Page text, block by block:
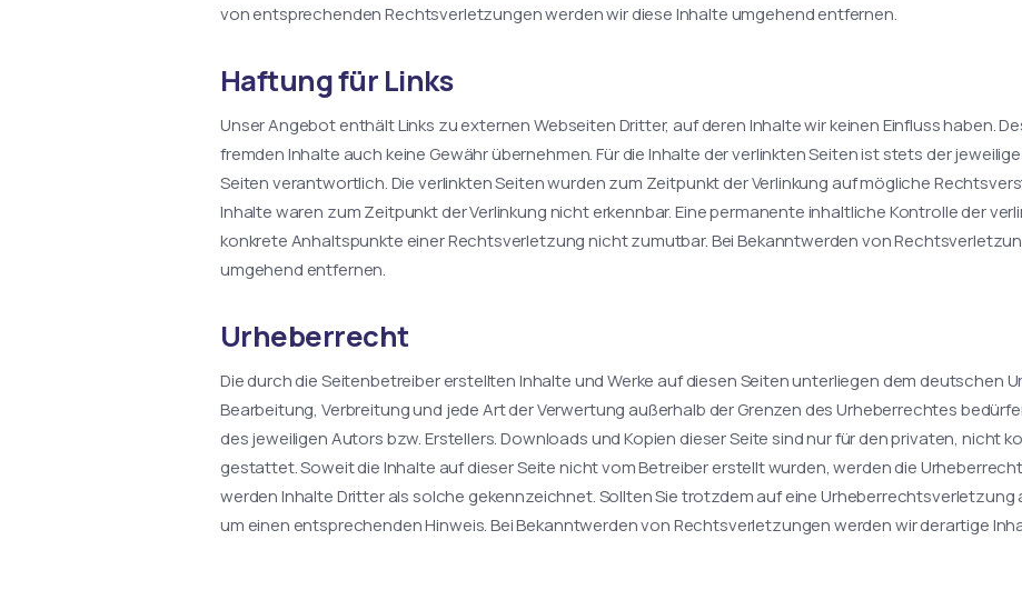
von entsprechenden Rechtsverletzungen werden wir diese Inhalte umgehend entfernen.
Haftung für Links
Unser Angebot enthält Links zu externen Webseiten Dritter, auf deren Inhalte wir keinen Einfluss haben.
fremden Inhalte auch keine Gewähr übernehmen. Für die Inhalte der verlinkten Seiten ist stets der
Seiten verantwortlich. Die verlinkten Seiten wurden zum Zeitpunkt der Verlinkung auf mögliche
Inhalte waren zum Zeitpunkt der Verlinkung nicht erkennbar. Eine permanente inhaltliche Kontrolle der
konkrete Anhaltspunkte einer Rechtsverletzung nicht zumutbar. Bei Bekanntwerden von
umgehend entfernen.
Urheberrecht
Die durch die Seitenbetreiber erstellten Inhalte und Werke auf diesen Seiten unterliegen dem deutschen
Bearbeitung, Verbreitung und jede Art der Verwertung außerhalb der Grenzen des Urheberrechtes
des jeweiligen Autors bzw. Erstellers. Downloads und Kopien dieser Seite sind nur für den privaten, nicht
gestattet. Soweit die Inhalte auf dieser Seite nicht vom Betreiber erstellt wurden, werden die
werden Inhalte Dritter als solche gekennzeichnet. Sollten Sie trotzdem auf eine
um einen entsprechenden Hinweis. Bei Bekanntwerden von Rechtsverletzungen werden wir derartige